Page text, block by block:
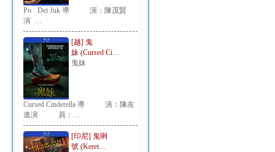
Po · Dei Juk 導 演：陳茂賢
演 …
[越] 鬼
妹 (Cursed Ci…
鬼妹
Cursed Cinderella 導 演：陳友
進演 員：…
[印尼] 鬼咧
號 (Keret…